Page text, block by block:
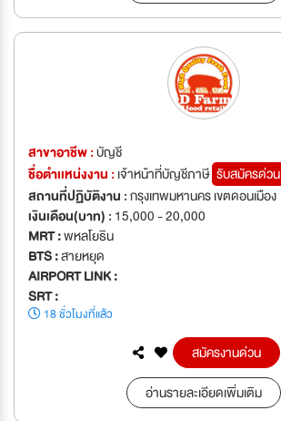
สาขาอาชีพ :บัญชี
ชื่อตำเเหน่งงาน : เจ้าหน้าที่บัญชีภาษี รับสมัครด่วน
สถานที่ปฏิบัติงาน :กรุงเทพมหานคร เขตดอนเมือง
เงินเดือน(บาท) : 15,000 - 20,000
MRT :พหลโยธิน
BTS :สายหยุด
AIRPORT LINK :
SRT :
18 ชั่วโมงที่แล้ว
สมัครงานด่วน
อ่านรายละเอียดเพิ่มเติม